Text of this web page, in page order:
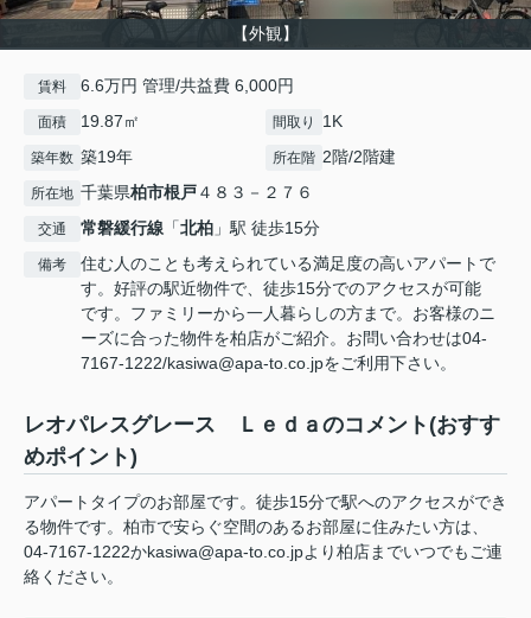
【外観】
賃料 6.6万円 管理/共益費 6,000円
面積 19.87㎡ 間取り 1K
築年数 築19年 所在階 2階/2階建
所在地 千葉県柏市根戸４８３－２７６
交通 常磐緩行線 「北柏 」駅 徒歩15分
備考
住む人のことも考えられている満足度の高いアパートで
す。好評の駅近物件で、徒歩15分でのアクセスが可能
です。ファミリーから一人暮らしの方まで。お客様のニ
ーズに合った物件を柏店がご紹介。お問い合わせは04-
7167-1222/kasiwa@apa-to.co.jpをご利用下さい。
レオパレスグレース Ｌｅｄａのコメント(おすす
めポイント)
アパートタイプのお部屋です。徒歩15分で駅へのアクセスができ
る物件です。柏市で安らぐ空間のあるお部屋に住みたい方は、
04-7167-1222かkasiwa@apa-to.co.jpより柏店までいつでもご連
絡ください。